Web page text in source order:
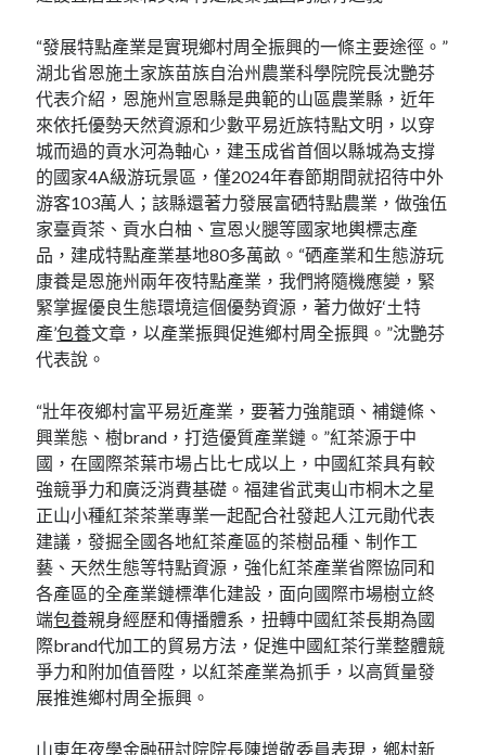
“發展特點產業是實現鄉村周全振興的一條主要途徑。”
湖北省恩施土家族苗族自治州農業科學院院長沈艷芬
代表介紹，恩施州宣恩縣是典範的山區農業縣，近年
來依托優勢天然資源和少數平易近族特點文明，以穿
城而過的貢水河為軸心，建玉成省首個以縣城為支撐
的國家4A級游玩景區，僅2024年春節期間就招待中外
游客103萬人；該縣還著力發展富硒特點農業，做強伍
家臺貢茶、貢水白柚、宣恩火腿等國家地輿標志產
品，建成特點產業基地80多萬畝。“硒產業和生態游玩
康養是恩施州兩年夜特點產業，我們將隨機應變，緊
緊掌握優良生態環境這個優勢資源，著力做好‘土特
產’包養文章，以產業振興促進鄉村周全振興。”沈艷芬
代表說。
“壯年夜鄉村富平易近產業，要著力強龍頭、補鏈條、
興業態、樹brand，打造優質產業鏈。”紅茶源于中
國，在國際茶葉市場占比七成以上，中國紅茶具有較
強競爭力和廣泛消費基礎。福建省武夷山市桐木之星
正山小種紅茶茶業專業一起配合社發起人江元勛代表
建議，發掘全國各地紅茶產區的茶樹品種、制作工
藝、天然生態等特點資源，強化紅茶產業省際協同和
各產區的全產業鏈標準化建設，面向國際市場樹立終
端包養親身經歷和傳播體系，扭轉中國紅茶長期為國
際brand代加工的貿易方法，促進中國紅茶行業整體競
爭力和附加值晉陞，以紅茶產業為抓手，以高質量發
展推進鄉村周全振興。
山東年夜學金融研討院院長陳增敬委員表現，鄉村新